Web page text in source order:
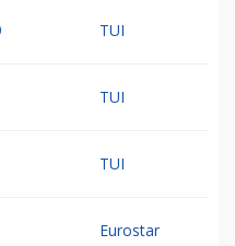
TUI
TUI
TUI
Eurostar